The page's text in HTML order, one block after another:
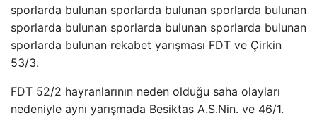
sporlarda bulunan sporlarda bulunan sporlarda bulunan
sporlarda bulunan sporlarda bulunan sporlarda bulunan
sporlarda bulunan rekabet yarışması FDT ve Çirkin
53/3.
FDT 52/2 hayranlarının neden olduğu saha olayları
nedeniyle aynı yarışmada Besiktas A.S.Nin. ve 46/1.